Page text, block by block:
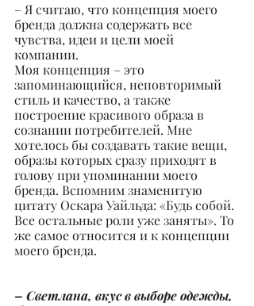
– Я считаю, что концепция моего
бренда должна содержать все
чувства, идеи и цели моей
компании.
Моя концепция – это
запоминающийся, неповторимый
стиль и качество, а также
построение красивого образа в
сознании потребителей. Мне
хотелось бы создавать такие вещи,
образы которых сразу приходят в
голову при упоминании моего
бренда. Вспомним знаменитую
цитату Оскара Уайльда: «Будь собой.
Все остальные роли уже заняты». То
же самое относится и к концепции
моего бренда.
– Светлана, вкус в выборе одежды,